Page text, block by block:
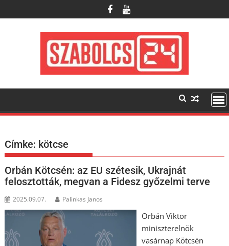
to
Címke: kötcse
Orbán Kötcsén: az EU szétesik, Ukrajnát
felosztották, megvan a Fidesz győzelmi terve
2025.09.07. Palinkas Janos
Orbán Viktor
miniszterelnök
vasárnap Kötcsén